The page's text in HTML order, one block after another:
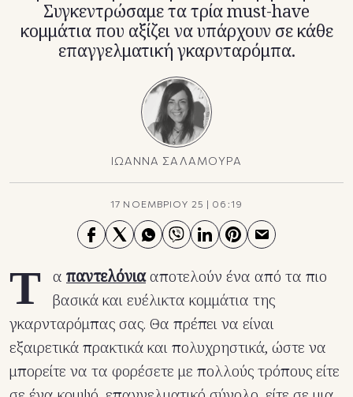
Συγκεντρώσαμε τα τρία must-have
κομμάτια που αξίζει να υπάρχουν σε κάθε
επαγγελματική γκαρνταρόμπα.
ΙΩΑΝΝΑ ΣΑΛΑΜΟΥΡΑ
17 ΝΟΕΜΒΡΙΟΥ 25 | 06:19
Τ α παντελόνιααποτελούν ένα από τα πιο
βασικά και ευέλικτα κομμάτια της
γκαρνταρόμπας σας. Θα πρέπει να είναι
εξαιρετικά πρακτικά και πολυχρηστικά, ώστε να
μπορείτε να τα φορέσετε με πολλούς τρόπους είτε